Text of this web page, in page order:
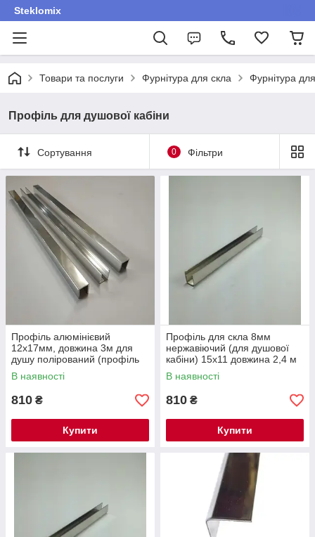
Steklomix
Товари та послуги Фурнітура для скла Фурнітура
Профіль для душової кабіни
Сортування 0 Фільтри
Профіль алюмінієвий
12х17мм, довжина 3м для
душу полірований (профіль
для скла швелер для
душових кабін)
В наявності
810 ₴
Купити
Профіль для скла 8мм
нержавіючий (для душової
кабіни) 15х11 довжина 2,4 м
В наявності
810 ₴
Купити